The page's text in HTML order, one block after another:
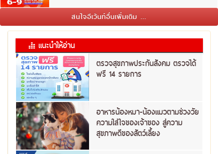
สนใจอีเว้นท์อื่นเพิ่มเติม ...
แนะนำให้อ่าน
ตรวจสุขภาพประกันสังคม ตรวจได้
ฟรี 14 รายการ
อาหารน้องหมา-น้องแมวตามช่วงวัย
ความใส่ใจของเจ้าของ สู่ความ
สุขภาพดีของสัตว์เลี้ยง